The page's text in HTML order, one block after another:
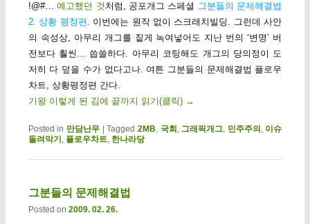
!@#…예고했던 것 처럼, 공포개그 스페셜 그분들의 문제해결법
2: 상황 평정편 . 이번에는 원작 없이 스크래치빌딩. 그런데 사안
의 속성상, 아무리 개그를 짙게 녹여넣어도 지난 번의 ‘변명’ 버
전보다 훨씬… 씁쓸하다. 아무리 코팅해도 개그의 당의정이 도
저히 다 덮을 수가 없다고나. 여튼 그분들의 문제해결법 플로우
차트, 상황평정편 간다.
기왕 이렇게 된 김에 끝까지 읽기(클릭) →
Posted in 만담난무 |Tagged 2MB 국회 그래픽개그 민주주의 이슈
돌려막기 플로우차트 한나라당
그분들의 문제해결법
Posted on 2009. 02. 26.